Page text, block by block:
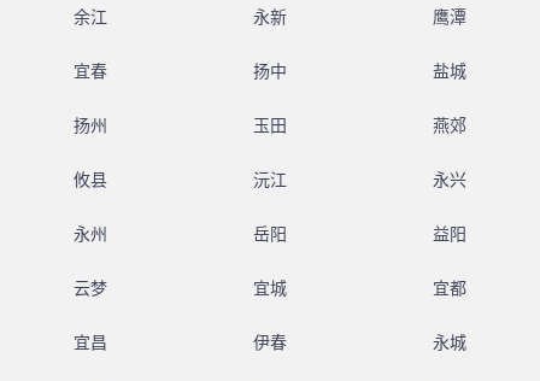
余江 永新 鹰潭
宜春 扬中 盐城
扬州 玉田 燕郊
攸县 沅江 永兴
永州 岳阳 益阳
云梦 宜城 宜都
宜昌 伊春 永城